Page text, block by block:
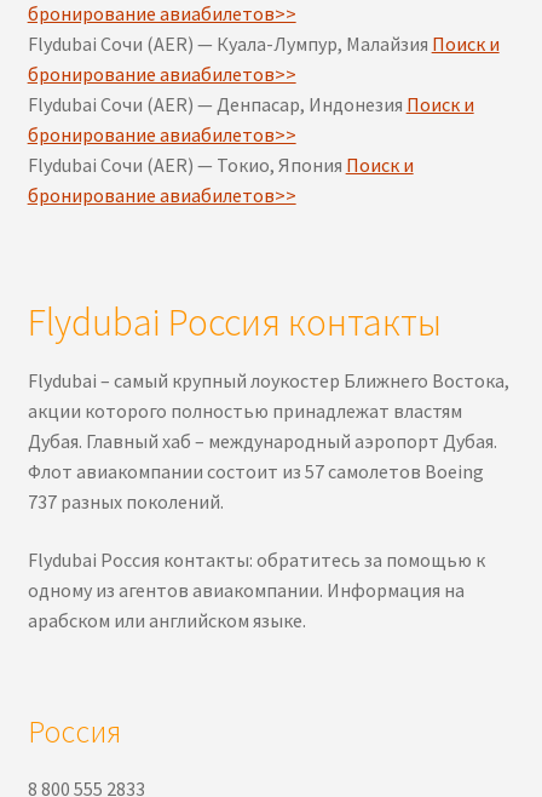
бронирование авиабилетов>>
Flydubai Сочи (AER) — Куала-Лумпур, Малайзия Поиск и
бронирование авиабилетов>>
Flydubai Сочи (AER) — Денпасар, Индонезия Поиск и
бронирование авиабилетов>>
Flydubai Сочи (AER) — Токио, Япония Поиск и
бронирование авиабилетов>>
Flydubai Россия контакты
Flydubai – самый крупный лоукостер Ближнего Востока,
акции которого полностью принадлежат властям
Дубая. Главный хаб – международный аэропорт Дубая.
Флот авиакомпании состоит из 57 самолетов Boeing
737 разных поколений.
Flydubai Россия контакты: обратитесь за помощью к
одному из агентов авиакомпании. Информация на
арабском или английском языке.
Россия
8 800 555 2833